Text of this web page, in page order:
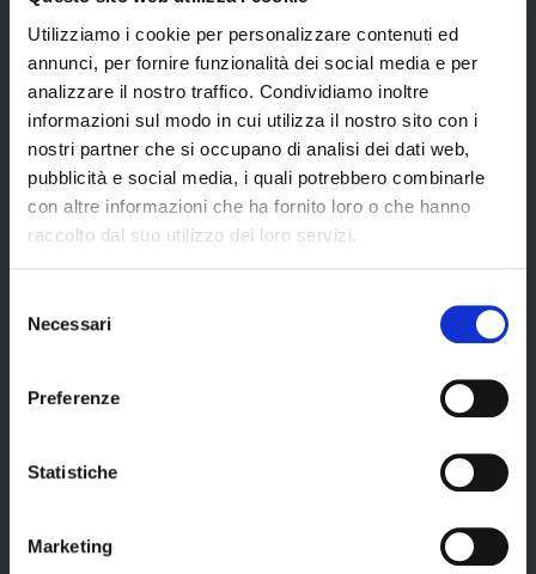
Utilizziamo i cookie per personalizzare contenuti ed
annunci, per fornire funzionalità dei social media e per
analizzare il nostro traffico. Condividiamo inoltre
informazioni sul modo in cui utilizza il nostro sito con i
nostri partner che si occupano di analisi dei dati web,
pubblicità e social media, i quali potrebbero combinarle
con altre informazioni che ha fornito loro o che hanno
raccolto dal suo utilizzo dei loro servizi.
delNecessari
Preferenze
Statistiche
Marketing
Certificazione di qualità
Servizi
Servizi online
Difensore Civico
Consigliera di Parità